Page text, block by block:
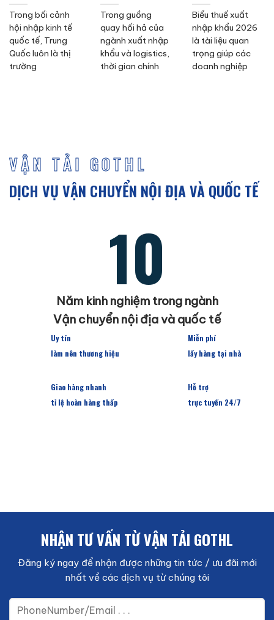
Trong bối cảnh
hội nhập kinh tế
quốc tế, Trung
Quốc luôn là thị
trường
Trong guồng
quay hối hả của
ngành xuất nhập
khẩu và logistics,
thời gian chính
Biểu thuế xuất
nhập khẩu 2026
là tài liệu quan
trọng giúp các
doanh nghiệp
VẬN TẢI GOTHL
DỊCH VỤ VẬN CHUYỂN NỘI ĐỊA VÀ QUỐC TẾ
10
Năm kinh nghiệm trong ngành
Vận chuyển nội địa và quốc tế
Uy tín
làm nên thương hiệu
Miễn phí
lấy hàng tại nhà
Giao hàng nhanh
tỉ lệ hoàn hàng thấp
Hỗ trợ
trực tuyến 24/7
NHẬN TƯ VẤN TỪ VẬN TẢI GOTHL
Đăng ký ngay để nhận được những tin tức / ưu đãi mới
nhất về các dịch vụ từ chúng tôi